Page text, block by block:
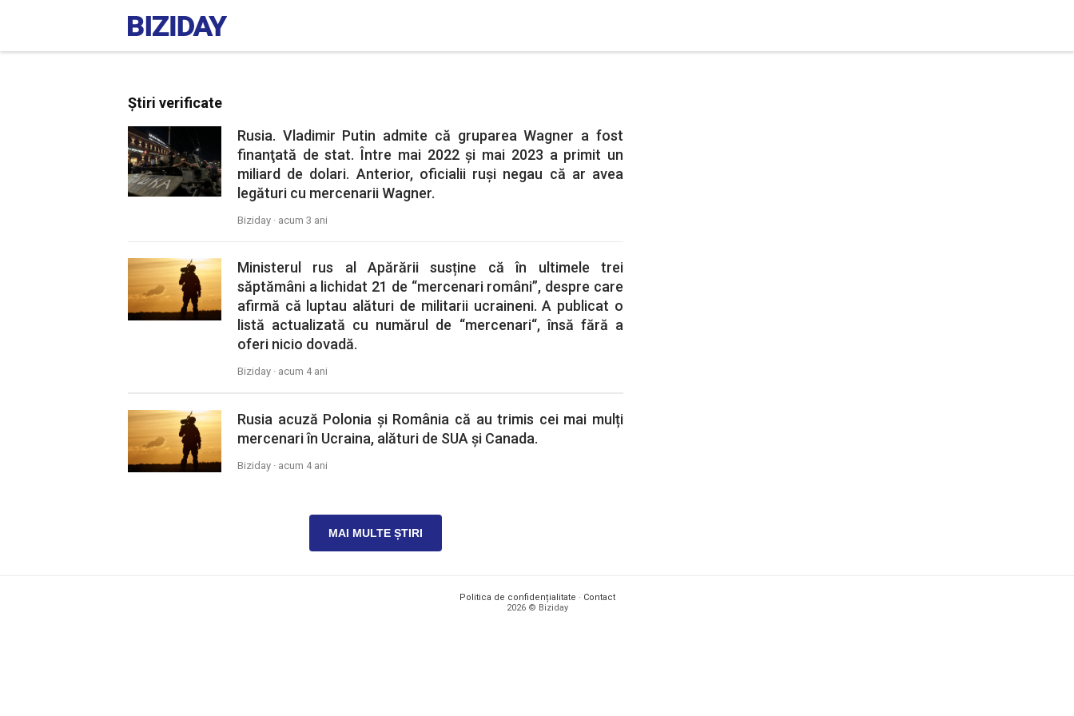
Știri verificate
Rusia. Vladimir Putin admite că gruparea Wagner a fost
finanţată de stat. Între mai 2022 şi mai 2023 a primit un
miliard de dolari. Anterior, oficialii ruşi negau că ar avea
legături cu mercenarii Wagner.
Biziday · acum 3 ani
Ministerul rus al Apărării susține că în ultimele trei
săptămâni a lichidat 21 de “mercenari români”, despre care
afirmă că luptau alături de militarii ucraineni. A publicat o
listă actualizată cu numărul de “mercenari“, însă fără a
oferi nicio dovadă.
Biziday · acum 4 ani
Rusia acuză Polonia și România că au trimis cei mai mulți
mercenari în Ucraina, alături de SUA și Canada.
Biziday · acum 4 ani
MAI MULTE ȘTIRI
Politica de confidențialitate · Contact
2026 © Biziday